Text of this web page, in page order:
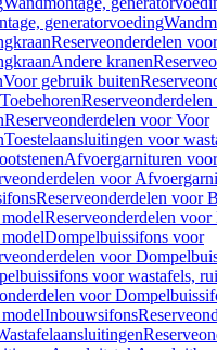
generatorvoeding
Reserveonderdelen
Andere kranen
Voor gebruik buiten
Toebehoren
Reserveonderdelen voor Voor
Toestelaansluitingen voor
Afvoergarnituren voor
voor
Reserveonderdelen voor
Reserveonderdelen voor
Dompelbuissifons voor
voor
voor wastafels,
voor
Inbouwsifons